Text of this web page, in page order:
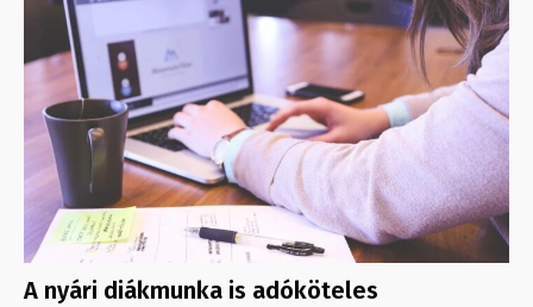
A nyári diákmunka is adóköteles